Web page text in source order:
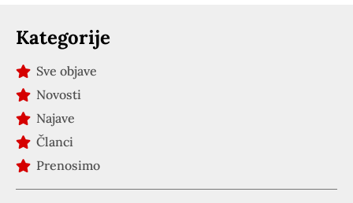
Kategorije
Sve objave
Novosti
Najave
Članci
Prenosimo